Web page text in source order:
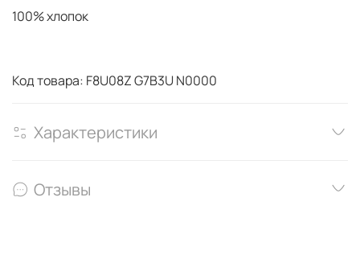
100% хлопок
Код товара: F8U08Z G7B3U N0000
Характеристики
Отзывы